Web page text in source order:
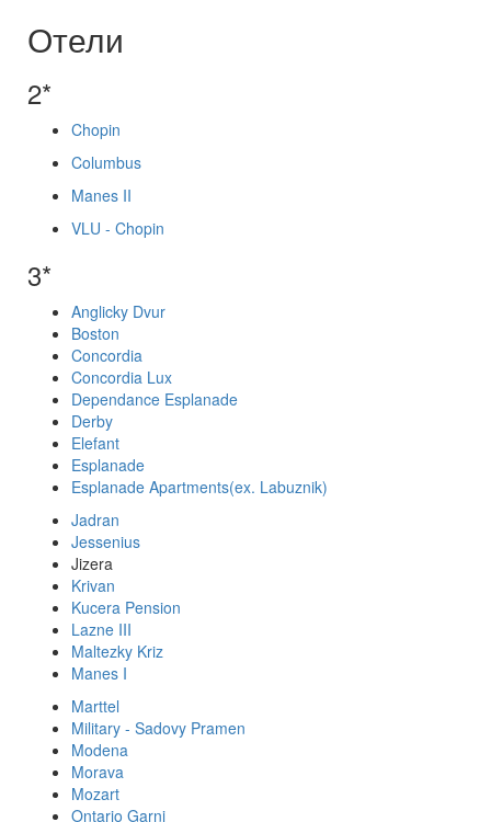
Отели
2*
Chopin
Columbus
Manes II
VLU - Chopin
3*
Anglicky Dvur
Boston
Concordia
Concordia Lux
Dependance Esplanade
Derby
Elefant
Esplanade
Esplanade Apartments(ex. Labuznik)
Jadran
Jessenius
Jizera
Krivan
Kucera Pension
Lazne III
Maltezky Kriz
Manes I
Marttel
Military - Sadovy Pramen
Modena
Morava
Mozart
Ontario Garni